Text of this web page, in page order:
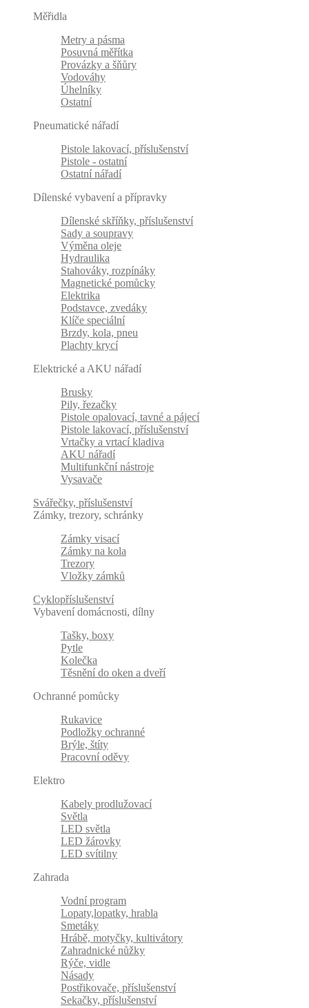
Měřidla
Metry a pásma
Posuvná měřítka
Provázky a šňůry
Vodováhy
Úhelníky
Ostatní
Pneumatické nářadí
Pistole lakovací, příslušenství
Pistole - ostatní
Ostatní nářadí
Dílenské vybavení a přípravky
Dílenské skříňky, příslušenství
Sady a soupravy
Výměna oleje
Hydraulika
Stahováky, rozpínáky
Magnetické pomůcky
Elektrika
Podstavce, zvedáky
Klíče speciální
Brzdy, kola, pneu
Plachty krycí
Elektrické a AKU nářadí
Brusky
Pily, řezačky
Pistole opalovací, tavné a pájecí
Pistole lakovací, příslušenství
Vrtačky a vrtací kladiva
AKU nářadí
Multifunkční nástroje
Vysavače
Svářečky, příslušenství
Zámky, trezory, schránky
Zámky visací
Zámky na kola
Trezory
Vložky zámků
Cyklopříslušenství
Vybavení domácnosti, dílny
Tašky, boxy
Pytle
Kolečka
Těsnění do oken a dveří
Ochranné pomůcky
Rukavice
Podložky ochranné
Brýle, štíty
Pracovní oděvy
Elektro
Kabely prodlužovací
Světla
LED světla
LED žárovky
LED svítilny
Zahrada
Vodní program
Lopaty,lopatky, hrabla
Smetáky
Hrábě, motyčky, kultivátory
Zahradnické nůžky
Rýče, vidle
Násady
Postřikovače, příslušenství
Sekačky, příslušenství